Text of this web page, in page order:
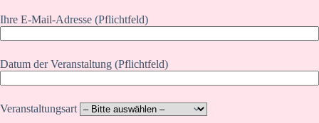
Ihre E-Mail-Adresse (Pflichtfeld)
Datum der Veranstaltung (Pflichtfeld)
Veranstaltungsart